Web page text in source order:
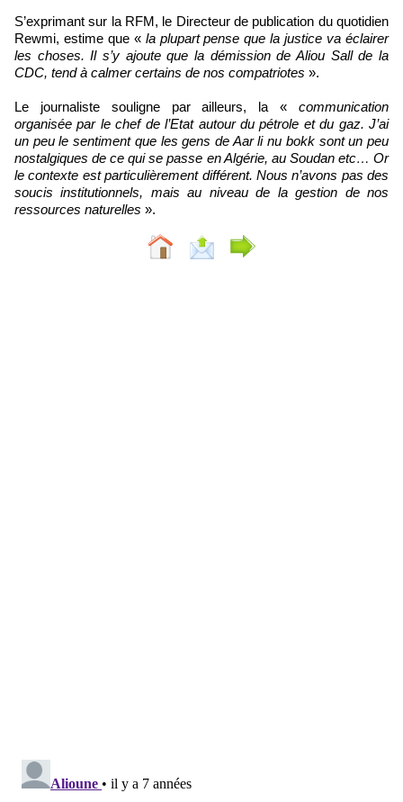
S’exprimant sur la RFM, le Directeur de publication du quotidien
Rewmi, estime que « la plupart pense que la justice va éclairer
les choses. Il s’y ajoute que la démission de Aliou Sall de la
CDC, tend à calmer certains de nos compatriotes ».
Le journaliste souligne par ailleurs, la « communication
organisée par le chef de l’Etat autour du pétrole et du gaz. J’ai
un peu le sentiment que les gens de Aar li nu bokk sont un peu
nostalgiques de ce qui se passe en Algérie, au Soudan etc… Or
le contexte est particulièrement différent. Nous n’avons pas des
soucis institutionnels, mais au niveau de la gestion de nos
ressources naturelles ».